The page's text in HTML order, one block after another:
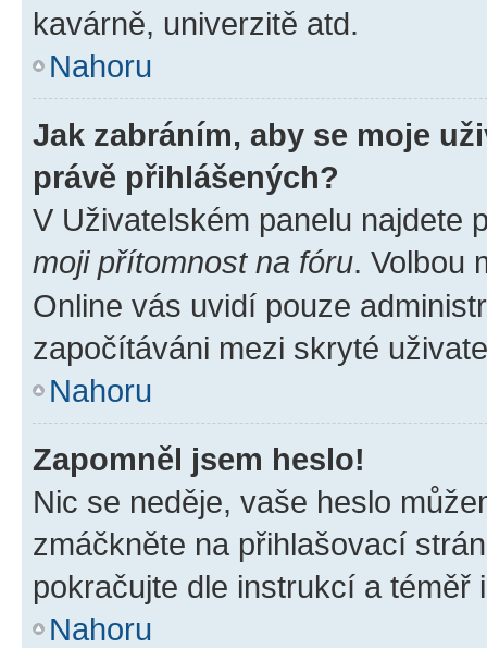
kavárně, univerzitě atd.
Nahoru
Jak zabráním, aby se moje
právě přihlášených?
V Uživatelském panelu najdete
moji přítomnost na fóru. Volbou
Online vás uvidí pouze
započítáváni mezi skryté
Nahoru
Zapomněl jsem heslo!
Nic se neděje, vaše heslo
zmáčkněte na přihlašovací
pokračujte dle instrukcí a téměř
Nahoru